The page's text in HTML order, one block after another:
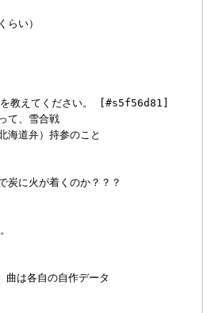
らい）
教えてください。 [#s5f56d81]
て、雪合戦
道弁）持参のこと
に火が着くのか？？？
曲は各自の自作データ